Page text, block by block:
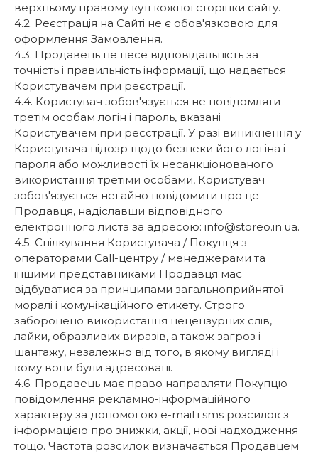
верхньому правому куті кожної сторінки сайту.
4.2. Реєстрація на Сайті не є обов'язковою для
оформлення Замовлення.
4.3. Продавець не несе відповідальність за
точність і правильність інформації, що надається
Користувачем при реєстрації.
4.4. Користувач зобов'язується не повідомляти
третім особам логін і пароль, вказані
Користувачем при реєстрації. У разі виникнення у
Користувача підозр щодо безпеки його логіна і
пароля або можливості їх несанкціонованого
використання третіми особами, Користувач
зобов'язується негайно повідомити про це
Продавця, надіславши відповідного
електронного листа за адресою: info@storeo.in.ua.
4.5. Спілкування Користувача / Покупця з
операторами Call-центру / менеджерами та
іншими представниками Продавця має
відбуватися за принципами загальноприйнятої
моралі і комунікаційного етикету. Строго
заборонено використання нецензурних слів,
лайки, образливих виразів, а також загроз і
шантажу, незалежно від того, в якому вигляді і
кому вони були адресовані.
4.6. Продавець має право направляти Покупцю
повідомлення рекламно-інформаційного
характеру за допомогою e-mail і sms розсилок з
інформацією про знижки, акції, нові надходження
тощо. Частота розсилок визначається Продавцем